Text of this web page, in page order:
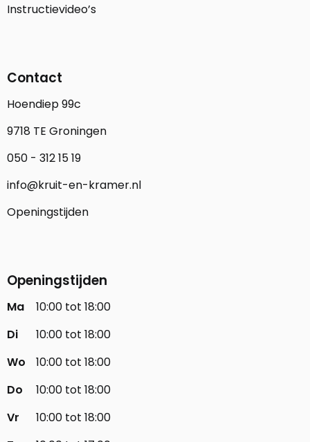
Instructievideo’s
Contact
Hoendiep 99c
9718 TE Groningen
050 - 312 15 19
info@kruit-en-kramer.nl
Openingstijden
Openingstijden
Ma
10:00 tot 18:00
Di
10:00 tot 18:00
Wo
10:00 tot 18:00
Do
10:00 tot 18:00
Vr
10:00 tot 18:00